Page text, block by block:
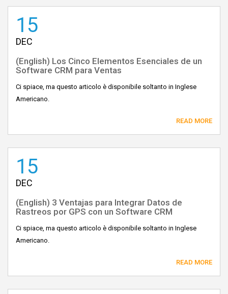
15
DEC
(English) Los Cinco Elementos Esenciales de un
Software CRM para Ventas
Ci spiace, ma questo articolo è disponibile soltanto in Inglese
Americano.
READ MORE
15
DEC
(English) 3 Ventajas para Integrar Datos de
Rastreos por GPS con un Software CRM
Ci spiace, ma questo articolo è disponibile soltanto in Inglese
Americano.
READ MORE